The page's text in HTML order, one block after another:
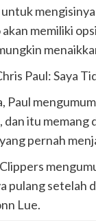
memiliki
Paul: Saya
Paul
itu memang
pernah
pulang setelah
Lue.